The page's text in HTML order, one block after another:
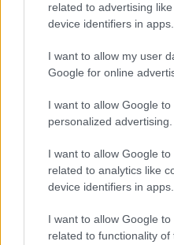
related to advertising
device identifiers in apps.
I want to allow my user
Google for online
I want to allow Google to
personalized advertising.
I want to allow Google
related to analytics like
device identifiers in apps.
I want to allow Google
related to functionality of
Μάντσεστερ Σίτι
Λίβερπουλ
Γιουβέντους
Μίλαν